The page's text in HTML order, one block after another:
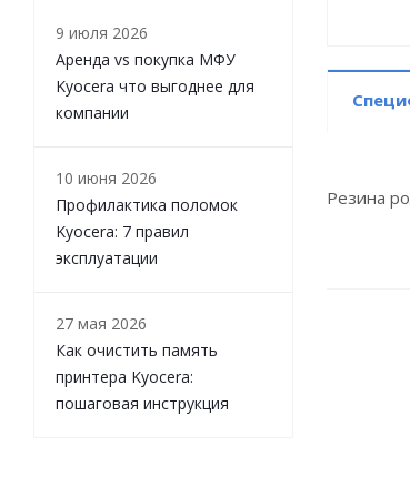
Резина
9 июля 2026
Аренда vs покупка МФУ
Kyocera что выгоднее для
компании
10 июня 2026
Профилактика поломок
Kyocera: 7 правил
эксплуатации
27 мая 2026
Как очистить память
принтера Kyocera:
пошаговая инструкция